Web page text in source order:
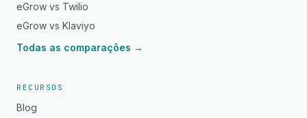
eGrow vs Twilio
eGrow vs Klaviyo
Todas as comparações →
RECURSOS
Blog